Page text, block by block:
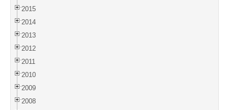
2015
2014
2013
2012
2011
2010
2009
2008